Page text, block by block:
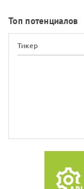
Топ потенциалов
Тикер